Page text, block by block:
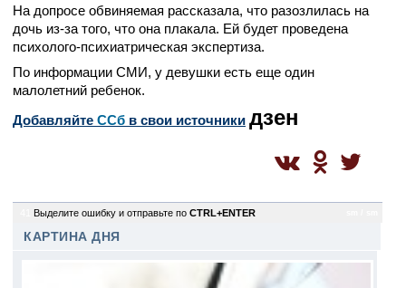
На допросе обвиняемая рассказала, что разозлилась на
дочь из-за того, что она плакала. Ей будет проведена
психолого-психиатрическая экспертиза.
По информации СМИ, у девушки есть еще один
малолетний ребенок.
Добавляйте CСб в свои источники дзен
Выделите ошибку и отправьте по CTRL+ENTER
КАРТИНА ДНЯ